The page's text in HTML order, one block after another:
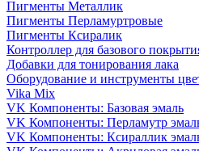
Пигменты Металлик
Пигменты Перламуртровые
Пигменты Ксиралик
Контроллер для базового
Добавки для тонирования лака
Оборудование и инструменты
Vika Mix
VK Компоненты: Базовая эмаль
VK Компоненты: Перламутр
VK Компоненты: Ксираллик